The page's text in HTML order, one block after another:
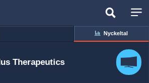
Nyckeltal
Therapeutics